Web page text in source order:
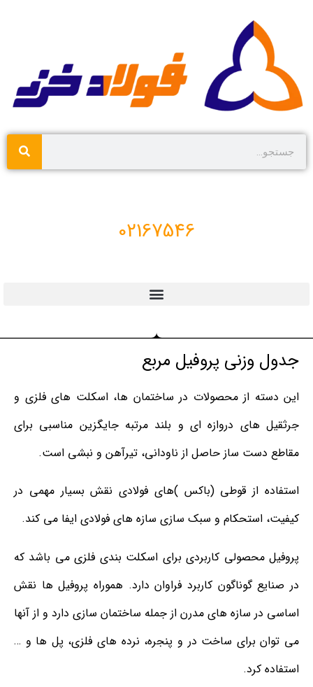
02167546
جدول وزنی پروفیل مربع
این دسته از محصولات در ساختمان ها، اسکلت های فلزی و
جرثقیل های دروازه ای و بلند مرتبه جایگزین مناسبی برای
مقاطع دست ساز حاصل از ناودانی، تیرآهن و نبشی است.
استفاده از قوطی (باکس )های فولادی نقش بسیار مهمی در
کیفیت، استحکام و سبک سازی سازه های فولادی ایفا می کند.
پروفیل محصولی کاربردی برای اسکلت بندی فلزی می باشد که
در صنایع گوناگون کاربرد فراوان دارد. هموراه پروفیل ها نقش
اساسی در سازه های مدرن از جمله ساختمان سازی دارد و از آنها
می توان برای ساخت در و پنجره، نرده های فلزی، پل ها و …
استفاده کرد.